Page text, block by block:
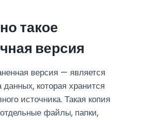
такое
версия
версия — является
которая хранится
источника. Такая копия
файлы, папки,